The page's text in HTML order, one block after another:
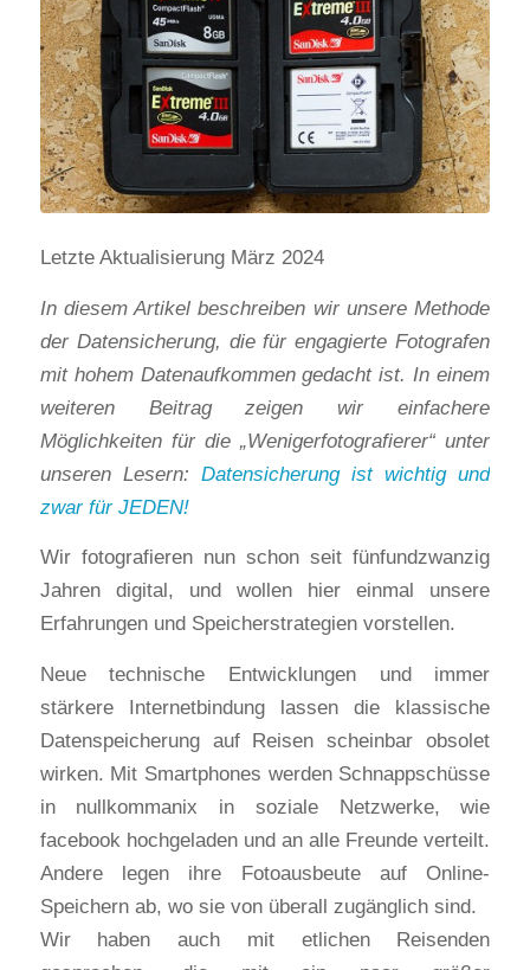
Letzte Aktualisierung März 2024
In diesem Artikel beschreiben wir unsere Methode
der Datensicherung, die für engagierte Fotografen
mit hohem Datenaufkommen gedacht ist. In einem
weiteren Beitrag zeigen wir einfachere
Möglichkeiten für die „Wenigerfotografierer“ unter
unseren Lesern: Datensicherung ist wichtig und
zwar für JEDEN!
Wir fotografieren nun schon seit fünfundzwanzig
Jahren digital, und wollen hier einmal unsere
Erfahrungen und Speicherstrategien vorstellen.
Neue technische Entwicklungen und immer
stärkere Internetbindung lassen die klassische
Datenspeicherung auf Reisen scheinbar obsolet
wirken. Mit Smartphones werden Schnappschüsse
in nullkommanix in soziale Netzwerke, wie
facebook hochgeladen und an alle Freunde verteilt.
Andere legen ihre Fotoausbeute auf Online-
Speichern ab, wo sie von überall zugänglich sind.
Wir haben auch mit etlichen Reisenden